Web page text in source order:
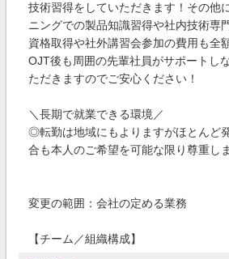
技術習得をしていただきます！その他
ニングでの製品知識習得や社内技術専
資格取得や社外講習会参加の費用も全
OJT後も周囲の先輩社員がサポートし
ただきますのでご安心ください！
＼長期で就業できる環境／
◎転勤は地域にもよりますがほとんど
合も本人のご希望を可能な限り尊重し
変更の範囲：会社の定める業務
【チーム／組織構成】